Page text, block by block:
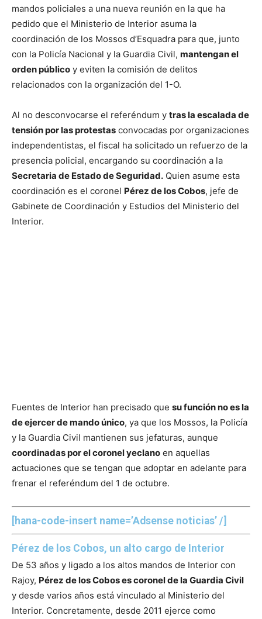
mandos policiales a una nueva reunión en la que ha
pedido que el Ministerio de Interior asuma la
coordinación de los Mossos d’Esquadra para que, junto
con la Policía Nacional y la Guardia Civil, mantengan el
orden público y eviten la comisión de delitos
relacionados con la organización del 1-O.
Al no desconvocarse el referéndum y tras la escalada de
tensión por las protestas convocadas por organizaciones
independentistas, el fiscal ha solicitado un refuerzo de la
presencia policial, encargando su coordinación a la
Secretaria de Estado de Seguridad. Quien asume esta
coordinación es el coronel Pérez de los Cobos, jefe de
Gabinete de Coordinación y Estudios del Ministerio del
Interior.
Fuentes de Interior han precisado que su función no es la
de ejercer de mando único, ya que los Mossos, la Policía
y la Guardia Civil mantienen sus jefaturas, aunque
coordinadas por el coronel yeclano en aquellas
actuaciones que se tengan que adoptar en adelante para
frenar el referéndum del 1 de octubre.
[hana-code-insert name=’Adsense noticias’ /]
Pérez de los Cobos, un alto cargo de Interior
De 53 años y ligado a los altos mandos de Interior con
Rajoy, Pérez de los Cobos es coronel de la Guardia Civil
y desde varios años está vinculado al Ministerio del
Interior. Concretamente, desde 2011 ejerce como